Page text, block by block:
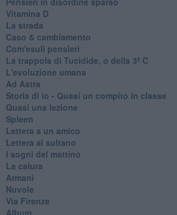
Vitamina D
La strada
Caso & cambiamento
Com'esuli pensieri
La trappola di Tucidide, o della 3ª C
L'evoluzione umana
Ad Astra
Storia di io - Quasi un compito in classe
Quasi una lezione
Spleen
Lettera a un amico
Lettera al sultano
I sogni del mattino
La calura
Armani
Nuvole
Via Firenze
Album